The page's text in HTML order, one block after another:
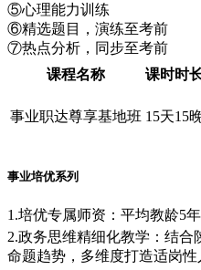
⑤心理能力训练
⑥精选题目，演练至考前
⑦热点分析，同步至考前
课程名称
课时时
事业职达尊享基地班 15天15
事业培优系列
1.培优专属师资：平均教龄5
2.政务思维精细化教学：结
命题趋势，多维度打造适岗性